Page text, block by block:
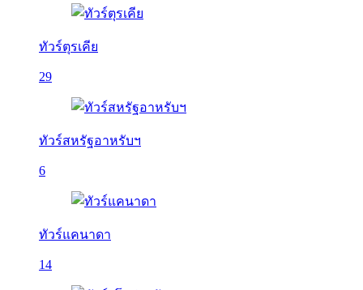
ทัวร์ตุรเคีย
29
ทัวร์สหรัฐอาหรับฯ
6
ทัวร์แคนาดา
14